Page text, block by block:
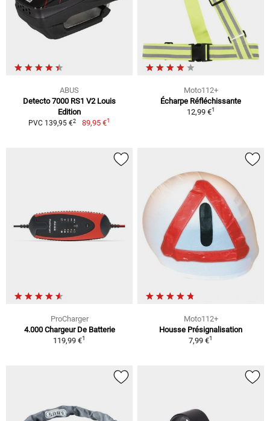
ABUS
Detecto 7000 RS1 V2 Louis
Edition
PVC 139,95 €2 89,95 €1
Moto112+
Écharpe Réfléchissante
12,99 €1
ProCharger
4.000 Chargeur De Batterie
119,99 €1
Moto112+
Housse Présignalisation
7,99 €1